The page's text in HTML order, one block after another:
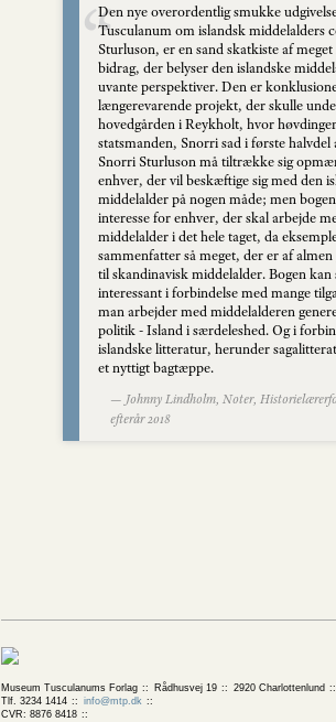
Den nye overordentlig smukke
Tusculanum om islandsk middelalders
Sturluson, er en sand skatkiste af
bidrag, der belyser den islandske
uvante perspektiver. Den er
længerevarende projekt, der skulle
hovedgården i Reykholt, hvor
statsmanden, Snorri sad i første halvdel
Snorri Sturluson må tiltrække sig
enhver, der vil beskæftige sig med den
middelalder på nogen måde; men
interesse for enhver, der skal arbejde
middelalder i det hele taget, da
sammenfatter så meget, der er af
til skandinavisk middelalder. Bogen kan
interessant i forbindelse med mange
man arbejder med middelalderen
politik - Island i særdeleshed. Og i
islandske litteratur, herunder
et nyttigt bagtæppe.
— Johnny Lindholm, Noter,
efterår 2018
Museum Tusculanums Forlag Rådhusvej 19
2920 Charlottenlund
Tlf. 3234 1414
info@mtp.dk
CVR: 8876 8418